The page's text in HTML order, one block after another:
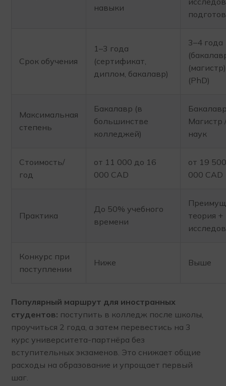
навыки
Срок обучения
1–3 года
(сертификат,
диплом, бакалавр)
3–4 года
(PhD)
Максимальная
степень
Бакалавр (в
большинстве
колледжей)
Магистр
наук
Стоимость/
год
от 11 000 до 16
000 CAD
от 19
000 CAD
Практика
До 50% учебного
времени
теория +
Конкурс при
поступлении
Ниже Выше
Популярный маршрут для иностранных
студентов: поступить в колледж после школы,
проучиться 2 года, а затем перевестись на 3
курс университета-партнёра без
вступительных экзаменов. Это снижает общие
расходы на образование и упрощает первый
шаг.